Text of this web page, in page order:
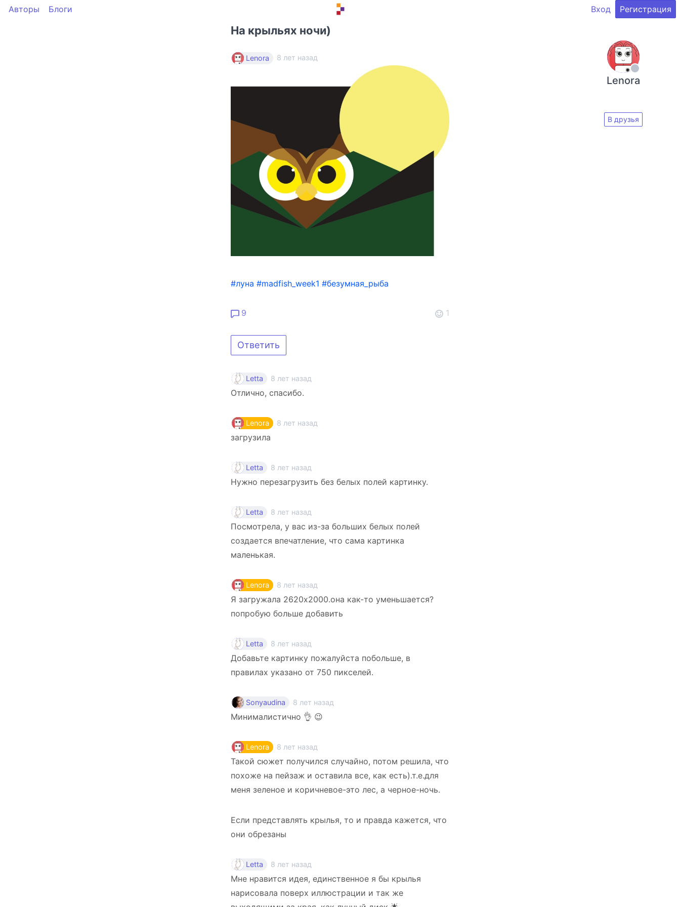
Авторы Блоги Вход Регистрация
На крыльях ночи)
Lenora 8 лет назад
#луна #madfish_week1 #безумная_рыба
9 1
Ответить
Letta 8 лет назад
Отлично, спасибо.
Lenora 8 лет назад
загрузила
Letta 8 лет назад
Нужно перезагрузить без белых полей картинку.
Letta 8 лет назад
Посмотрела, у вас из-за больших белых полей
создается впечатление, что сама картинка
маленькая.
Lenora 8 лет назад
Я загружала 2620х2000.она как-то уменьшается?
попробую больше добавить
Letta 8 лет назад
Добавьте картинку пожалуйста побольше, в
правилах указано от 750 пикселей.
Sonyaudina 8 лет назад
Минималистично 👌 😉
Lenora 8 лет назад
Такой сюжет получился случайно, потом решила, что
похоже на пейзаж и оставила все, как есть).т.е.для
меня зеленое и коричневое-это лес, а черное-ночь.
Если представлять крылья, то и правда кажется, что
они обрезаны
Letta 8 лет назад
Мне нравится идея, единственное я бы крылья
нарисовала поверх иллюстрации и так же
Lenora
В друзья